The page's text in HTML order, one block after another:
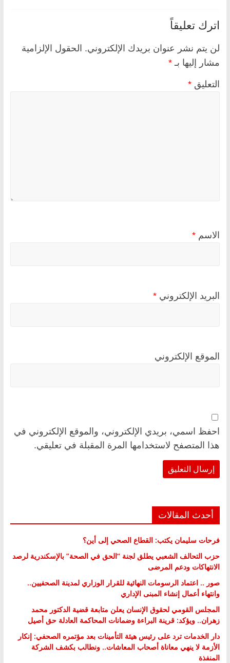
اترك تعليقاً
لن يتم نشر عنوان بريدك الإلكتروني. الحقول الإلزامية
مشار إليها بـ *
التعليق *
الاسم *
البريد الإلكتروني *
الموقع الإلكتروني
احفظ اسمي، بريدي الإلكتروني، والموقع الإلكتروني في
هذا المتصفح لاستخدامها المرة المقبلة في تعليقي.
أحدث المقالات
فرحات سليمان يكتب: القطاع الصحي إلى أين؟
حزب التحالف الشعبي يطلق لجنة “الحق في الصحة” بالإسكندرية لرصد
الانتهاكات ودعم المرضى
صور .. اعتماد الرسومات النهائية للقرار الوزاري لمدينة الصحفيين..
وانتهاء أعمال إنشاء المبنى الإداري
المجلس القومي لحقوق الإنسان يعلن متابعة قضية الدكتور محمد
زهران.. ويؤكد: قرينة البراءة وضمانات المحاكمة العادلة حق أصيل
دار الخدمات ترد على رئيس هيئة التأمينات بعد مؤتمره الصحفي: إنكار
الأزمة لا ينهي معاناة أصحاب المعاشات.. ونطالب بكشف الشركة
المنفذة